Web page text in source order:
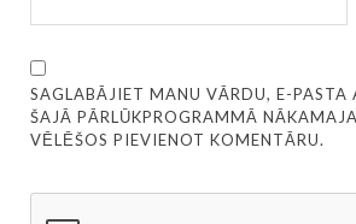
SAGLABĀJIET MANU VĀRDU, E-PASTA
ŠAJĀ PĀRLŪKPROGRAMMĀ
VĒLĒŠOS PIEVIENOT KOMENTĀRU.